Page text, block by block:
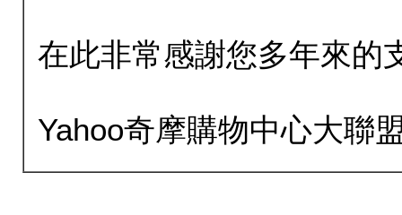
在此非常感謝您多年來的
Yahoo奇摩購物中心大